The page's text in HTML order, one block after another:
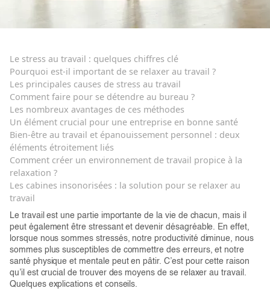
Le stress au travail : quelques chiffres clé
Pourquoi est-il important de se relaxer au travail ?
Les principales causes de stress au travail
Comment faire pour se détendre au bureau ?
Les nombreux avantages de ces méthodes
Un élément crucial pour une entreprise en bonne santé
Bien-être au travail et épanouissement personnel : deux
éléments étroitement liés
Comment créer un environnement de travail propice à la
relaxation ?
Les cabines insonorisées : la solution pour se relaxer au
travail
Le travail est une partie importante de la vie de chacun, mais il
peut également être stressant et devenir désagréable. En effet,
lorsque nous sommes stressés, notre productivité diminue, nous
sommes plus susceptibles de commettre des erreurs, et notre
santé physique et mentale peut en pâtir. C’est pour cette raison
qu’il est crucial de trouver des moyens de se relaxer au travail.
Quelques explications et conseils.